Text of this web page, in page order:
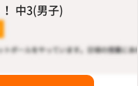
中3(男子)